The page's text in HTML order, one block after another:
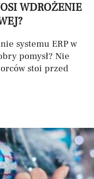
WDROŻENIE
systemu ERP w
pomysł? Nie
stoi przed